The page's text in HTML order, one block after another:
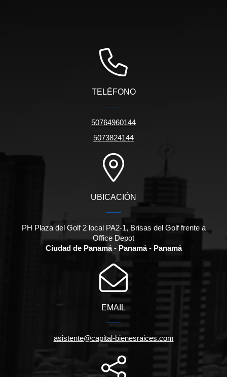
TELÉFONO
50764960144
5073824144
UBICACIÓN
PH Plaza del Golf 2 local PA2-1, Brisas del Golf frente a
Office Depot
Ciudad de Panamá - Panamá - Panamá
EMAIL
asistente@capital-bienesraices.com